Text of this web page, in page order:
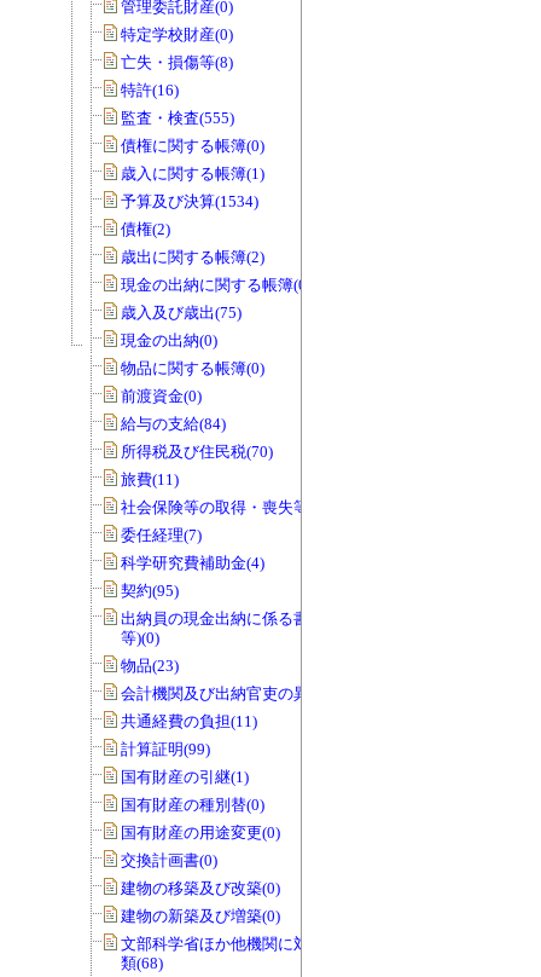
管理委託財産(0)
特定学校財産(0)
亡失・損傷等(8)
特許(16)
監査・検査(555)
債権に関する帳簿(0)
歳入に関する帳簿(1)
予算及び決算(1534)
債権(2)
歳出に関する帳簿(2)
現金の出納に関する帳簿(0)
歳入及び歳出(75)
現金の出納(0)
物品に関する帳簿(0)
前渡資金(0)
給与の支給(84)
所得税及び住民税(70)
旅費(11)
社会保険等の取得・喪失等(0)
委任経理(7)
科学研究費補助金(4)
契約(95)
出納員の現金出納に係る書類(交付伝票
等)(0)
物品(23)
会計機関及び出納官吏の異動(0)
共通経費の負担(11)
計算証明(99)
国有財産の引継(1)
国有財産の種別替(0)
国有財産の用途変更(0)
交換計画書(0)
建物の移築及び改築(0)
建物の新築及び増築(0)
文部科学省ほか他機関に対する報告書
類(68)